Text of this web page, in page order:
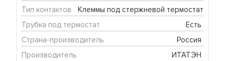
Тип контактов
Клеммы под стержневой термостат
Трубка под термостат
Есть
Страна-производитель
Россия
Производитель
ИТАТЭН